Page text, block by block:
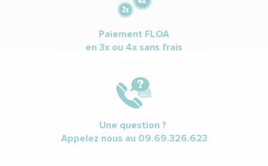
Paiement FLOA
en 3x ou 4x sans frais
Une question ?
Appelez nous au 09.69.326.623